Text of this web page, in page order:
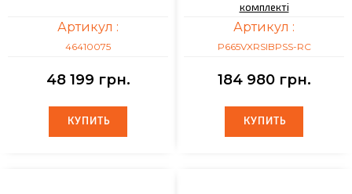
Артикул :
46410075
48 199 грн.
КУПИТЬ
КУПИТЬ
комплекті
Артикул :
P665VXRSIBPSS-RC
184 980 грн.
КУПИТЬ
КУПИТЬ